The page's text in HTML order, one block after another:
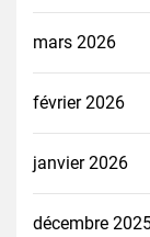
mars 2026
février 2026
janvier 2026
décembre